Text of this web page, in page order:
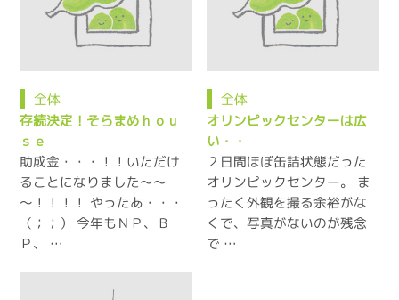
全体
存続決定！そらまめｈｏｕ
ｓｅ
助成金・・・！！いただけ
ることになりました～～
～！！！！ やったあ・・・
（；；） 今年もＮＰ、Ｂ
Ｐ、 …
全体
オリンピックセンターは広
い・・
２日間ほぼ缶詰状態だった
オリンピックセンター。 ま
ったく外観を撮る余裕がな
くで、写真がないのが残念
で …